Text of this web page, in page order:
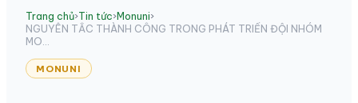
Trang chủ›Tin tức›Monuni›
NGUYÊN TẮC THÀNH CÔNG TRONG PHÁT TRIỂN ĐỘI NHÓM
MO...
MONUNI